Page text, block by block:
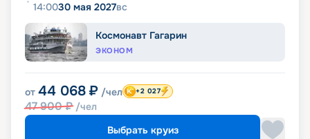
14:0030 мая 2027вс
Космонавт Гагарин
ЭКОНОМ
от 44 068 ₽ /чел
47 900₽ /чел
+2 027
Выбрать круиз